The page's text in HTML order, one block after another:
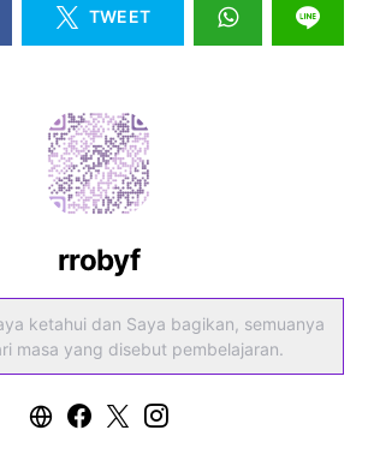
TWEET
rrobyf
ketahui dan Saya bagikan, semuanya
masa yang disebut pembelajaran.